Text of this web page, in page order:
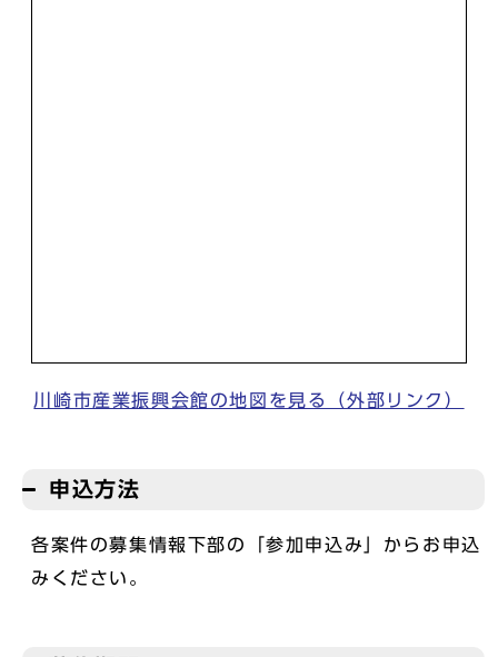
川崎市産業振興会館の地図を見る（外部リンク）
申込方法
各案件の募集情報下部の「参加申込み」からお申込
みください。